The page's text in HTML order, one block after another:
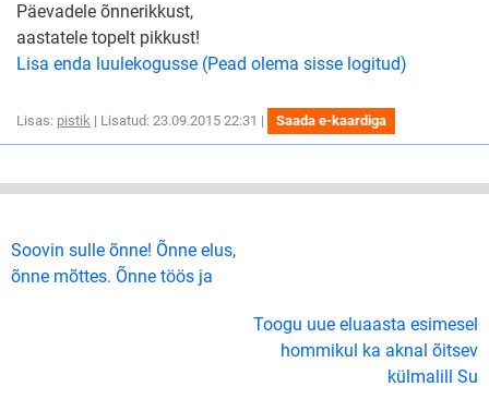
Päevadele õnnerikkust,
aastatele topelt pikkust!
Lisa enda luulekogusse (Pead olema sisse logitud)
Lisas: pistik | Lisatud: 23.09.2015 22:31 | Saada e-kaardiga
Soovin sulle õnne! Õnne elus,
õnne mõttes. Õnne töös ja
Toogu uue eluaasta esimesel
hommikul ka aknal õitsev
külmalill Su